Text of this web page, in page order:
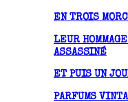
v
s
EN TROIS
LEUR
ASSASSINÉ
ET PUIS UN
PARFUMS